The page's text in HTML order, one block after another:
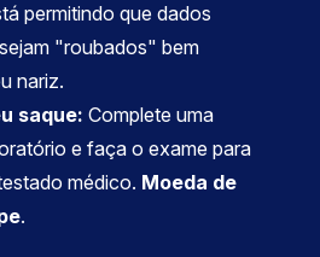
permitindo que dados
"roubados" bem
nariz.
saque: Complete uma
e faça o exame para
médico. Moeda de
.